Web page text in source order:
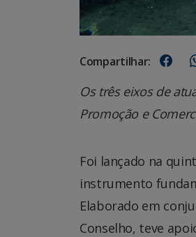
Compartilhar:
Os três eixos de
Promoção e
Foi lançado na
instrumento
Elaborado em
Conselho, teve